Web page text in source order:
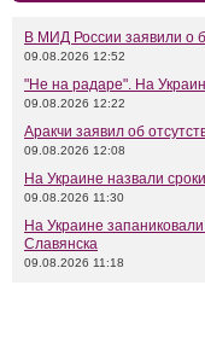
В МИД России заявили о
09.08.2026 12:52
"Не на радаре". На
09.08.2026 12:22
Аракчи заявил об
09.08.2026 12:08
На Украине назвали
09.08.2026 11:30
На Украине
Славянска
09.08.2026 11:18